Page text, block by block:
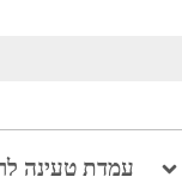
עמדת טעינה